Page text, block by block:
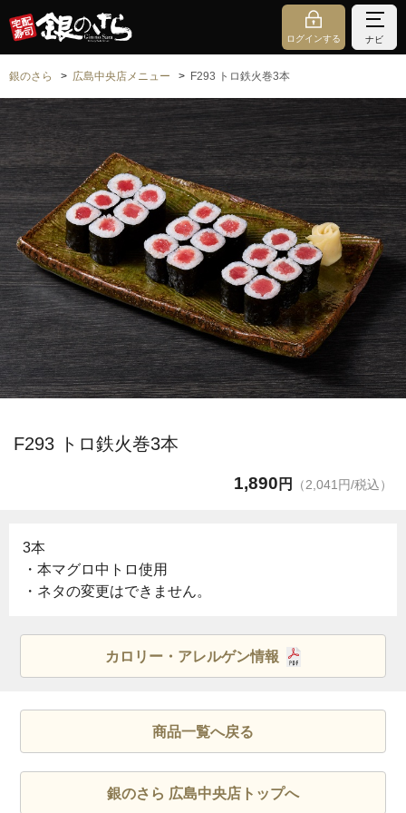
ログインする ナビ
銀のさら 広島中央店メニュー F293 トロ鉄火巻3本
F293 トロ鉄火巻3本
1,890 円 （2,041円/税込）
3本
・本マグロ中トロ使用
・ネタの変更はできません。
カロリー・アレルゲン情報
商品一覧へ戻る
銀のさら 広島中央店トップへ